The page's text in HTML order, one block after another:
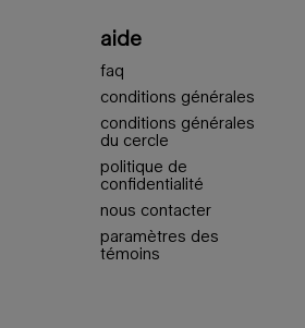
aide
faq
conditions générales
conditions générales
du cercle
politique de
confidentialité
nous contacter
paramètres des
témoins